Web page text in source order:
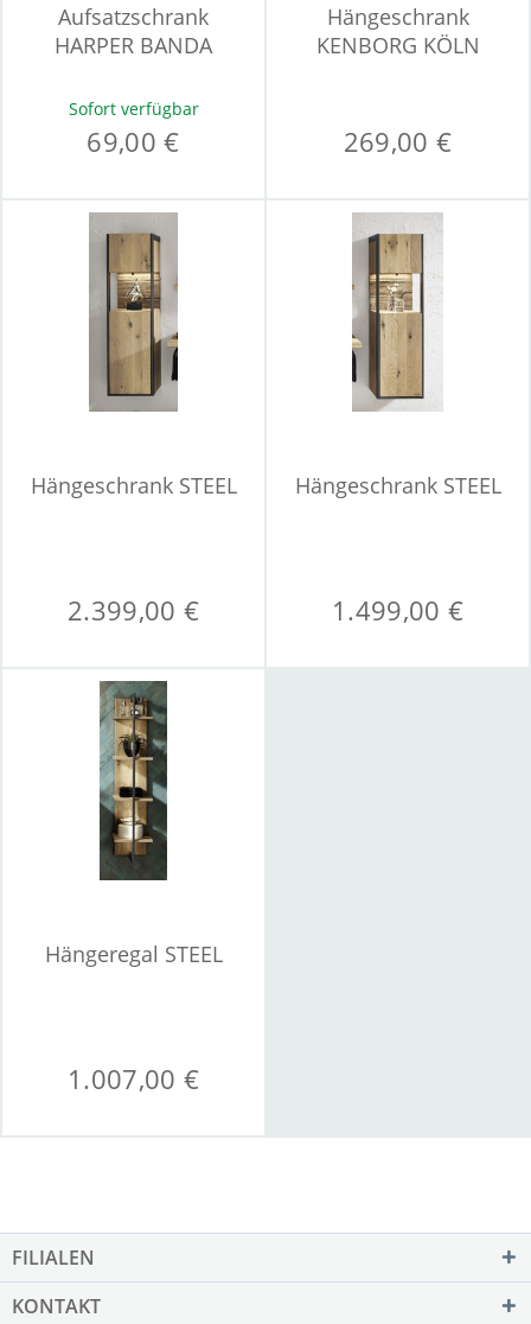
Aufsatzschrank
HARPER BANDA
Sofort verfügbar
69,00 €
Hängeschrank
KENBORG KÖLN
269,00 €
Hängeschrank STEEL
2.399,00 €
Hängeschrank STEEL
1.499,00 €
Hängeregal STEEL
1.007,00 €
FILIALEN
KONTAKT